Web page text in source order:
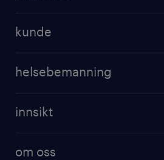
kunde
helsebemanning
innsikt
om oss